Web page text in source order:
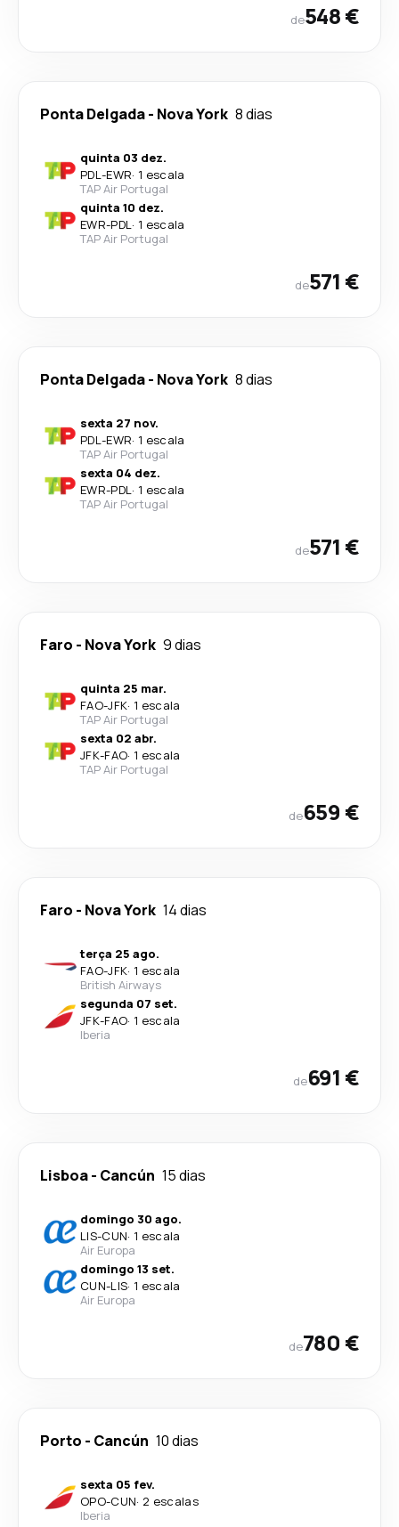
de548 €
Ponta Delgada- Nova York 8 dias
quinta 03 dez.
PDL-EWR· 1 escala
TAP Air Portugal
quinta 10 dez.
EWR-PDL· 1 escala
TAP Air Portugal
de571 €
Ponta Delgada- Nova York 8 dias
sexta 27 nov.
PDL-EWR· 1 escala
TAP Air Portugal
sexta 04 dez.
EWR-PDL· 1 escala
TAP Air Portugal
de571 €
Faro - Nova York 9 dias
quinta 25 mar.
FAO-JFK· 1 escala
TAP Air Portugal
sexta 02 abr.
JFK-FAO· 1 escala
TAP Air Portugal
de659 €
Faro - Nova York 14 dias
terça 25 ago.
FAO-JFK· 1 escala
British Airways
segunda 07 set.
JFK-FAO· 1 escala
Iberia
de691 €
Lisboa- Cancún 15 dias
domingo 30 ago.
LIS-CUN· 1 escala
Air Europa
domingo 13 set.
CUN-LIS· 1 escala
Air Europa
de780 €
Porto - Cancún 10 dias
sexta 05 fev.
OPO-CUN· 2 escalas
Iberia